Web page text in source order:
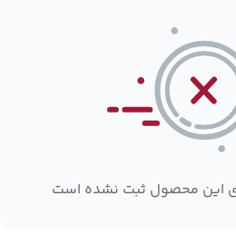
این محصول ثبت نشده است